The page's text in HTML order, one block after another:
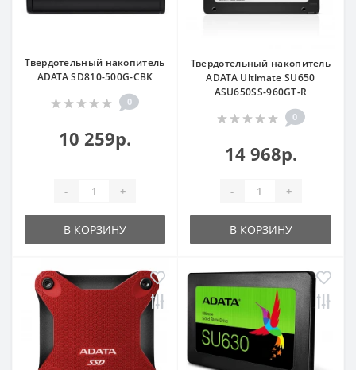
Твердотельный накопитель
ADATA SD810-500G-CBK
0
10 259р.
- +
В КОРЗИНУ
Твердотельный накопитель
ADATA Ultimate SU650
ASU650SS-960GT-R
0
14 968р.
- +
В КОРЗИНУ